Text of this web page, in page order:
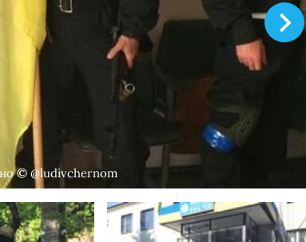
Отделение милиции в Великой Новоселке освобождено © ‏@ludivchernom